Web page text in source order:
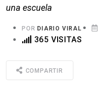
una escuela
POR DIARIO VIRAL
365 VISITAS
COMPARTIR